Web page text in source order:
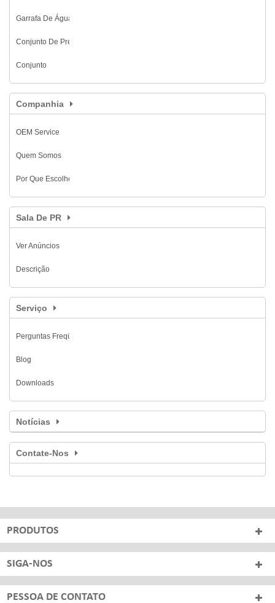
Garrafa De Água
Conjunto De Presente
Conjunto
Companhia
OEM Service
Quem Somos
Por Que Escolher Easylock
Sala De PR
Ver Anúncios
Descrição
Serviço
Perguntas Freqüentes
Blog
Downloads
Notícias
Contate-Nos
PRODUTOS
SIGA-NOS
PESSOA DE CONTATO